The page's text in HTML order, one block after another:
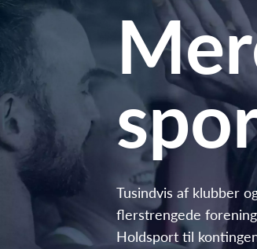
Tusindvis af klubber
flerstrengede
Holdsport til